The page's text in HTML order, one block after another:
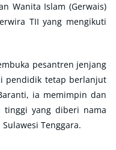
Wanita Islam (Gerwais)
TII yang mengikuti
pesantren jenjang
pendidik tetap berlanjut
ia memimpin dan
tinggi yang diberi nama
Tenggara.